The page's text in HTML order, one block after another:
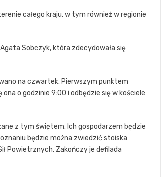
całego kraju, w tym również w regionie
Sobczyk, która zdecydowała się
na czwartek. Pierwszym punktem
o godzinie 9:00 i odbędzie się w kościele
z tym świętem. Ich gospodarzem będzie
będzie można zwiedzić stoiska
Powietrznych. Zakończy je defilada